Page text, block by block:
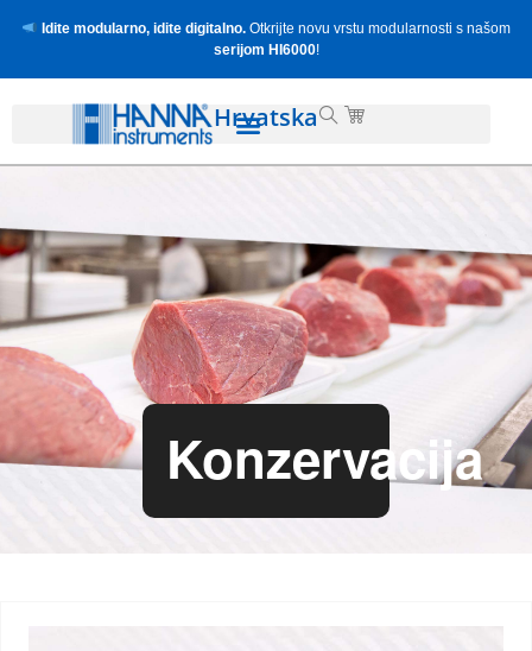
Idite modularno, idite digitalno.Otkrijte novu vrstu modularnosti s našom
serijom HI6000!
Hrvatska
Konzervacija